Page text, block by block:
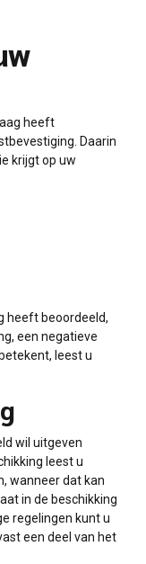
heeft
Daarin
krijgt op uw
heeft beoordeeld,
een negatieve
leest u
wil uitgeven
leest u
wanneer dat kan
in de beschikking
regelingen kunt u
een deel van het